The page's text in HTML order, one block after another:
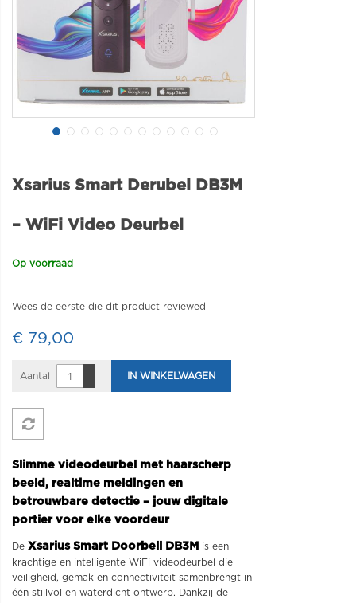
Xsarius Smart Derubel DB3M
– WiFi Video Deurbel
Op voorraad
Wees de eerste die dit product reviewed
€ 79,00
Aantal IN WINKELWAGEN
Slimme videodeurbel met haarscherp
beeld, realtime meldingen en
betrouwbare detectie – jouw digitale
portier voor elke voordeur
De Xsarius Smart Doorbell DB3M
is een
krachtige en intelligente WiFi videodeurbel die
veiligheid, gemak en connectiviteit samenbrengt in
één stijlvol en waterdicht ontwerp. Dankzij de